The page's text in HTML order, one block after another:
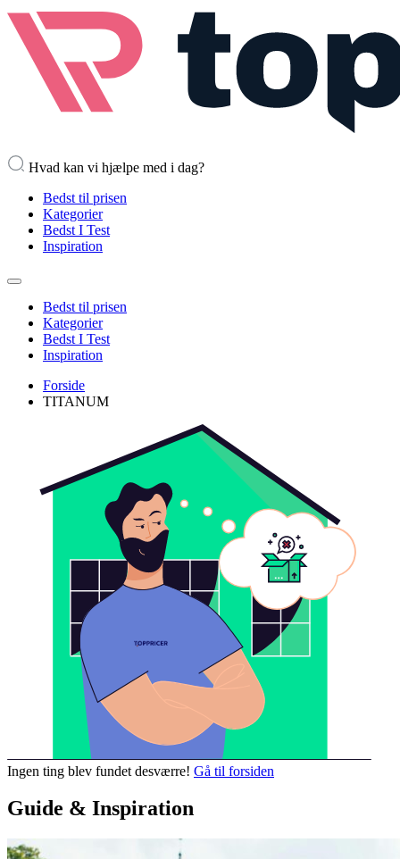
Hvad kan vi hjælpe med i dag?
Bedst til prisen
Kategorier
Bedst I Test
Inspiration
Bedst til prisen
Kategorier
Bedst I Test
Inspiration
Forside
TITANUM
Ingen ting blev fundet desværre! Gå til forsiden
Guide & Inspiration